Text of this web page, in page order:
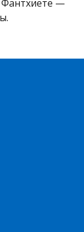
Фантхиете —